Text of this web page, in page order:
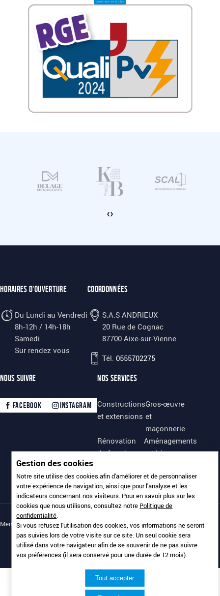
‹›
Horaires d'ouverture
Du Lundi au Vendredi
8h-12h / 14h-18h
Samedi
Sur rendez vous
Coordonnées
S.A.S ANDRIEUX
20 Rue de Cognac
87700 Aixe-sur-Vienne
Tél. 0555702275
Nous suivre
Facebook Instagram
Nos services
Constructions
et extensions
Gros-œuvre
et
maçonnerie
Rénovation
de façades
Aménagements
extérieurs
charpente
photovoltaïques
Mentions légalesPolitique de confidentialité
Gestion des cookies
Notre site utilise des cookies afin d'améliorer et de personnaliser
votre expérience de navigation, ainsi que pour l'analyse et les
indicateurs concernant nos visiteurs. Pour en savoir plus sur les
cookies que nous utilisons, consultez notre Politique de
confidentialité.
Si vous refusez l'utilisation des cookies, vos informations ne seront
pas suivies lors de votre visite sur ce site. Un seul cookie sera
utilisé dans votre navigateur afin de se souvenir de ne pas suivre
vos préférences (il sera conservé pour une durée de 12 mois).
Tout accepter